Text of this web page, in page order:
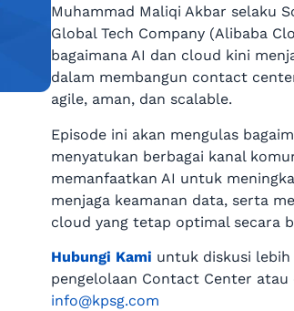
Muhammad Maliqi Akbar selaku
Global Tech Company (Alibaba
bagaimana AI dan cloud kini
dalam membangun contact
agile, aman, dan scalable.
Episode ini akan mengulas
menyatukan berbagai kanal
memanfaatkan AI untuk
menjaga keamanan data, serta
cloud yang tetap optimal secara
Hubungi Kami untuk diskusi
pengelolaan Contact Center atau
info@kpsg.com